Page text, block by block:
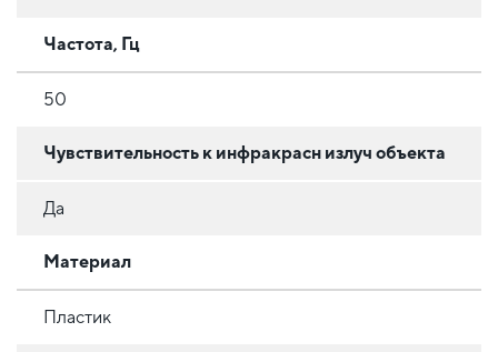
Частота, Гц
50
Чувствительность к инфракрасн излуч объекта
Да
Материал
Пластик